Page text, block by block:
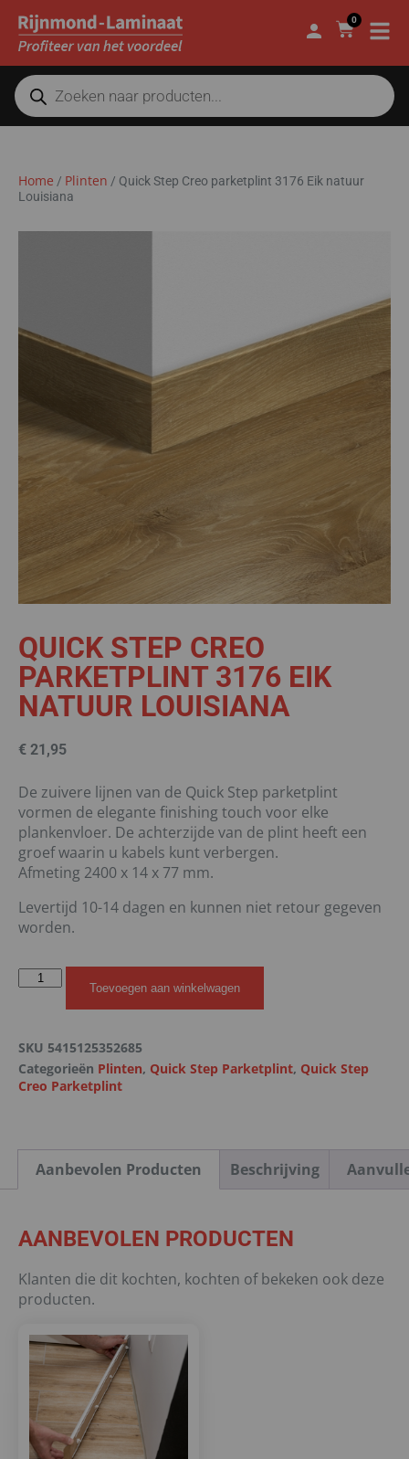
0
Home / Plinten / Quick Step Creo parketplint 3176 Eik natuur
Louisiana
QUICK STEP CREO
PARKETPLINT 3176 EIK
NATUUR LOUISIANA
€ 21,95
De zuivere lijnen van de Quick Step parketplint
vormen de elegante finishing touch voor elke
plankenvloer. De achterzijde van de plint heeft een
groef waarin u kabels kunt verbergen.
Afmeting 2400 x 14 x 77 mm.
Levertijd 10-14 dagen en kunnen niet retour gegeven
worden.
Toevoegen aan winkelwagen
SKU 5415125352685
Categorieën Plinten, Quick Step Parketplint, Quick Step
Creo Parketplint
Aanbevolen Producten Beschrijving
AANBEVOLEN PRODUCTEN
Klanten die dit kochten, kochten of bekeken ook deze
producten.